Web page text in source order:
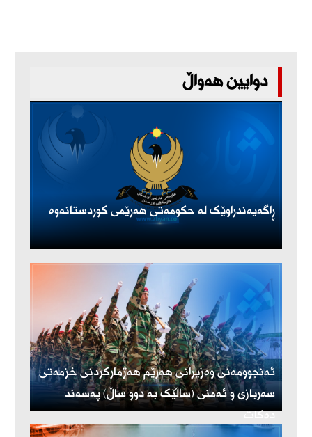
دوایین هەواڵ
ڕاگەیەندراوێک لە حکومەتی هەرێمی کوردستانەوە
ئەنجوومەنی وەزیرانی هەرێم هەژمارکردنی خزمەتی
سەربازی و ئەمنی (ساڵێک بە دوو ساڵ) پەسەند
دەکات